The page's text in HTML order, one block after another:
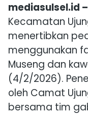
mediasulsel.id
Kecamatan
menertibkan
menggunakan
Museng dan
(4/2/2026).
oleh Camat
bersama tim